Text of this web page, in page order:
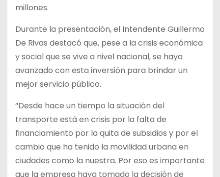
millones.
Durante la presentación, el Intendente Guillermo
De Rivas destacó que, pese a la crisis económica
y social que se vive a nivel nacional, se haya
avanzado con esta inversión para brindar un
mejor servicio público.
“Desde hace un tiempo la situación del
transporte está en crisis por la falta de
financiamiento por la quita de subsidios y por el
cambio que ha tenido la movilidad urbana en
ciudades como la nuestra. Por eso es importante
que la empresa haya tomado la decisión de